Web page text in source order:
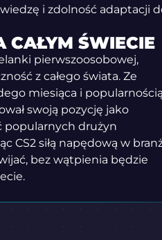
i zdolność adaptacji
CAŁYM ŚWIECIE
pierwszoosobowej,
z całego świata. Ze
miesiąca i popularnością
swoją pozycję jako
popularnych drużyn
CS2 siłą napędową w
bez wątpienia będzie